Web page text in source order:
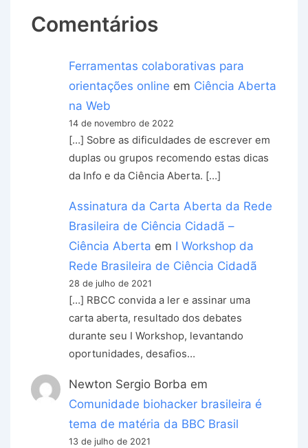
Comentários
Ferramentas colaborativas para
orientações online em Ciência Aberta
na Web
14 de novembro de 2022
[…] Sobre as dificuldades de escrever em
duplas ou grupos recomendo estas dicas
da Info e da Ciência Aberta. […]
Assinatura da Carta Aberta da Rede
Brasileira de Ciência Cidadã –
Ciência Aberta em I Workshop da
Rede Brasileira de Ciência Cidadã
28 de julho de 2021
[…] RBCC convida a ler e assinar uma
carta aberta, resultado dos debates
durante seu I Workshop, levantando
oportunidades, desafios…
Newton Sergio Borba em
Comunidade biohacker brasileira é
tema de matéria da BBC Brasil
13 de julho de 2021